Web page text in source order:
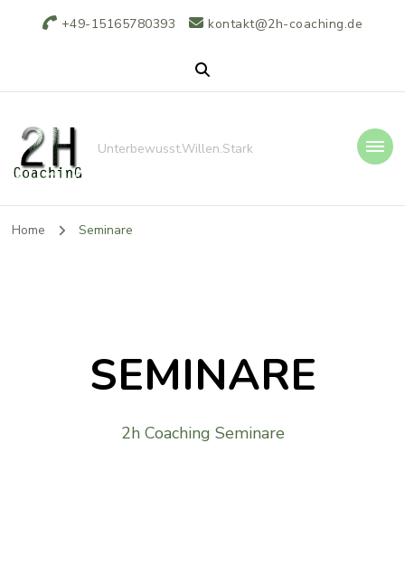
+49-15165780393 kontakt@2h-coaching.de
Unterbewusst.Willen.Stark
Home Seminare
SEMINARE
2h Coaching Seminare